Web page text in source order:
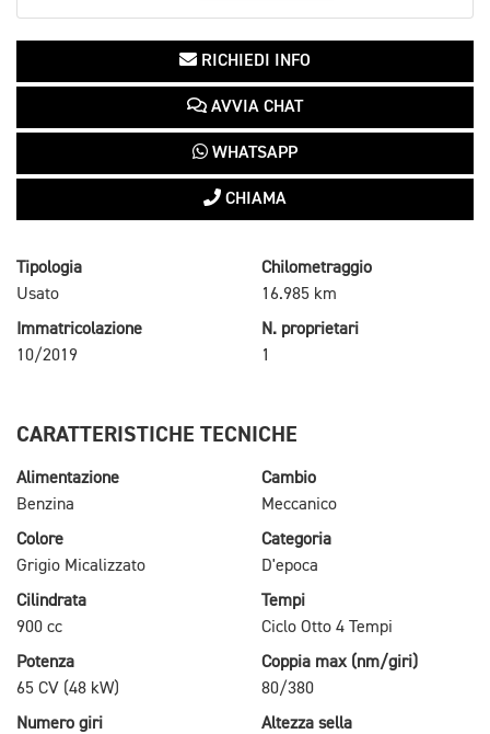
RICHIEDI INFO
AVVIA CHAT
WHATSAPP
CHIAMA
Tipologia
Usato
Chilometraggio
16.985 km
Immatricolazione
10/2019
N. proprietari
1
CARATTERISTICHE TECNICHE
Alimentazione
Benzina
Cambio
Meccanico
Colore
Grigio Micalizzato
Categoria
D'epoca
Cilindrata
900 cc
Tempi
Ciclo Otto 4 Tempi
Potenza
65 CV (48 kW)
Coppia max (nm/giri)
80/380
Numero giri
Altezza sella